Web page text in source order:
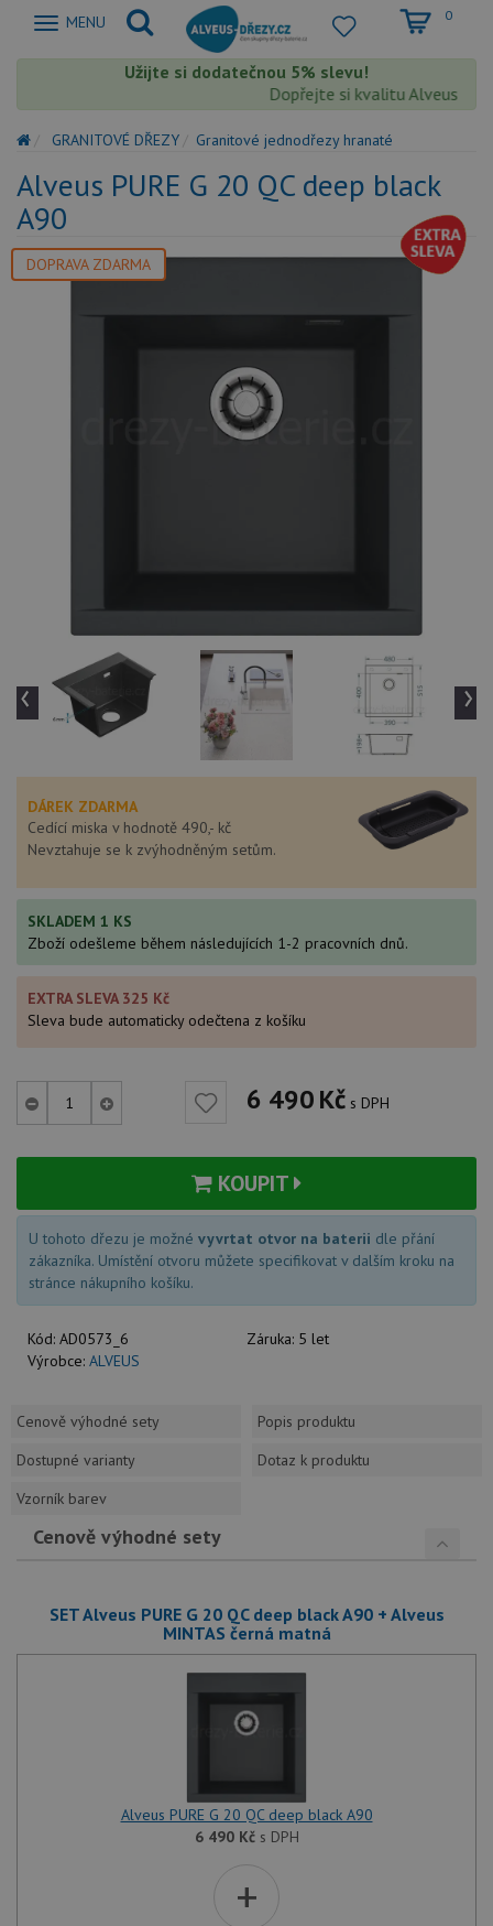
Zobrazit
MENU 0
Užijte si dodatečnou 5% slevu!
Dopřejte si kvalitu Alveus s
GRANITOVÉ DŘEZY Granitové jednodřezy hranaté
Alveus PURE G 20 QC deep black
A90
DOPRAVA ZDARMA
‹ ›
DÁREK ZDARMA
Cedící miska v hodnotě 490,- kč
Nevztahuje se k zvýhodněným setům.
SKLADEM 1 KS
Zboží odešleme během následujících 1-2 pracovních dnů.
EXTRA SLEVA 325 Kč
Sleva bude automaticky odečtena z košíku
6 490Kč s DPH
KOUPIT
U tohoto dřezu je možné vyvrtat otvor na baterii dle přání
zákazníka. Umístění otvoru můžete specifikovat v dalším kroku na
stránce nákupního košíku.
Kód: AD0573_6 Záruka: 5 let
Výrobce: ALVEUS
Cenově výhodné sety
Popis produktu
Dostupné varianty
Dotaz k produktu
Vzorník barev
Cenově výhodné sety
SET Alveus PURE G 20 QC deep black A90 + Alveus
MINTAS černá matná
Alveus PURE G 20 QC deep black A90
6 490 Kčs DPH
+